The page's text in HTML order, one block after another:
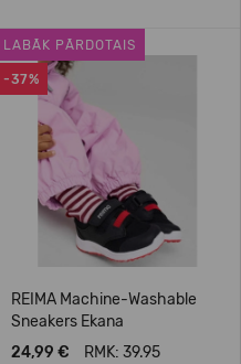
-37%
LABĀK PĀRDOTAIS
REIMA Machine-Washable
Sneakers Ekana
24,99 €
RMK: 39.95